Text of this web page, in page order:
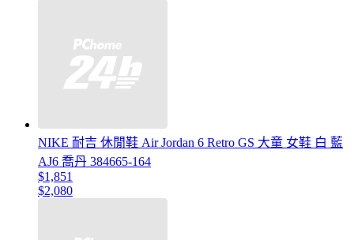
NIKE 耐吉 休閒鞋 Air Jordan 6 Retro GS 大童 女鞋 白 藍
AJ6 喬丹 384665-164
$1,851
$2,080